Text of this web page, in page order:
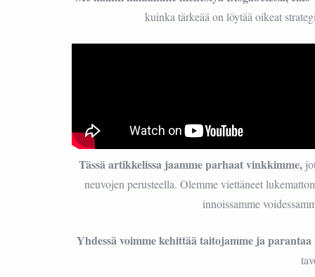
kuinka tärkeää on löytää oikeat
Tässä artikkelissa jaamme parhaat vinkkimme,
neuvojen perusteella. Olemme viettäneet
innoissamme
Yhdessä voimme kehittää taitojamme ja